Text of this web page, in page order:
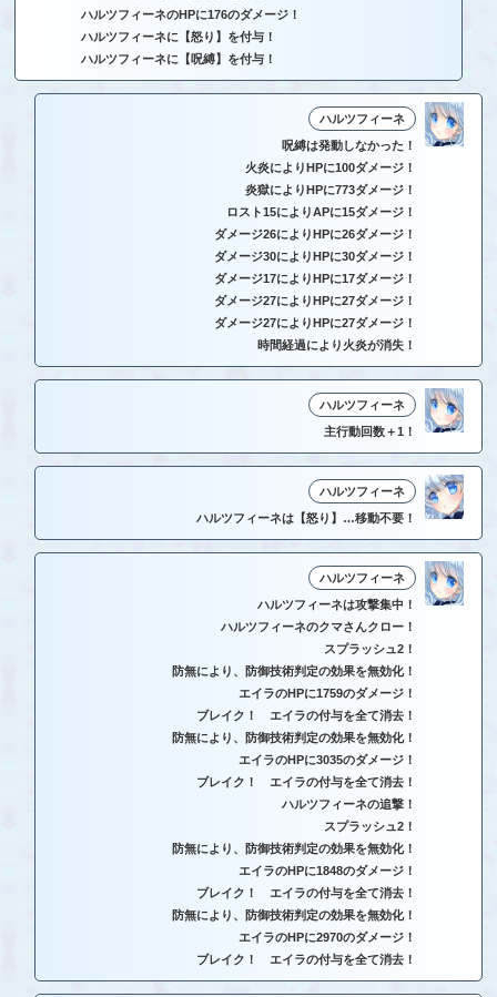
ハルツフィーネのHPに176のダメージ！
ハルツフィーネに【怒り】を付与！
ハルツフィーネに【呪縛】を付与！
ハルツフィーネ
呪縛は発動しなかった！
火炎によりHPに100ダメージ！
炎獄によりHPに773ダメージ！
ロスト15によりAPに15ダメージ！
ダメージ26によりHPに26ダメージ！
ダメージ30によりHPに30ダメージ！
ダメージ17によりHPに17ダメージ！
ダメージ27によりHPに27ダメージ！
ダメージ27によりHPに27ダメージ！
時間経過により火炎が消失！
ハルツフィーネ
主行動回数＋1！
ハルツフィーネ
ハルツフィーネは【怒り】…移動不要！
ハルツフィーネ
ハルツフィーネは攻撃集中！
ハルツフィーネのクマさんクロー！
スプラッシュ2！
防無により、防御技術判定の効果を無効化！
エイラのHPに1759のダメージ！
ブレイク！ エイラの付与を全て消去！
防無により、防御技術判定の効果を無効化！
エイラのHPに3035のダメージ！
ブレイク！ エイラの付与を全て消去！
ハルツフィーネの追撃！
スプラッシュ2！
防無により、防御技術判定の効果を無効化！
エイラのHPに1848のダメージ！
ブレイク！ エイラの付与を全て消去！
防無により、防御技術判定の効果を無効化！
エイラのHPに2970のダメージ！
ブレイク！ エイラの付与を全て消去！